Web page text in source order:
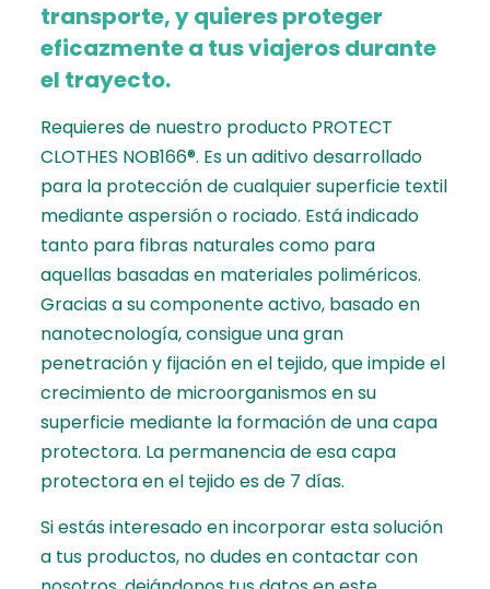
transporte, y quieres proteger
eficazmente a tus viajeros durante
el trayecto.
Requieres de nuestro producto PROTECT
CLOTHES NOB166®. Es un aditivo desarrollado
para la protección de cualquier superficie textil
mediante aspersión o rociado. Está indicado
tanto para fibras naturales como para
aquellas basadas en materiales poliméricos.
Gracias a su componente activo, basado en
nanotecnología, consigue una gran
penetración y fijación en el tejido, que impide el
crecimiento de microorganismos en su
superficie mediante la formación de una capa
protectora. La permanencia de esa capa
protectora en el tejido es de 7 días.
Si estás interesado en incorporar esta solución
a tus productos, no dudes en contactar con